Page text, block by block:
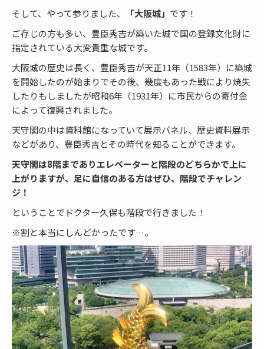
そして、やって参りました、 「大阪城」 です！
ご存じの方も多い、豊臣秀吉が築いた城で国の登録文化財に
指定されている大変貴重な城です。
大阪城の歴史は長く、豊臣秀吉が天正11年（1583年）に築城
を開始したのが始まりでその後、幾度もあった戦により焼失
したりもしましたが昭和6年（1931年）に市民からの寄付金
によって復興されました。
天守閣の中は資料館になっていて展示パネル、歴史資料展示
などがあり、豊臣秀吉とその時代を知ることができます。
天守閣は8階までありエレベーターと階段のどちらかで上に
上がりますが、足に自信のある方はぜひ、階段でチャレン
ジ！
ということでドクター久保も階段で行きました！
※割と本当にしんどかったです…。